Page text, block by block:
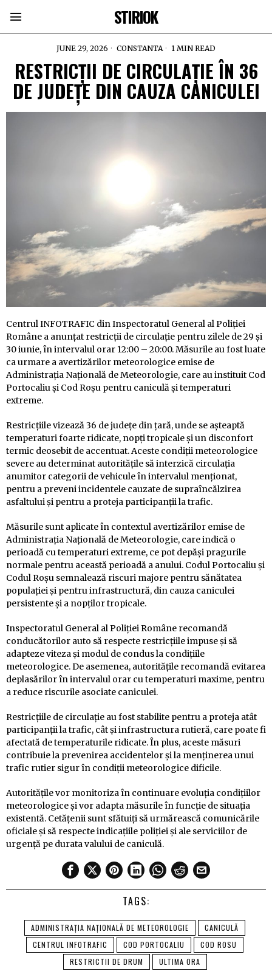
STIRIOK
JUNE 29, 2026 CONSTANTA 1 MIN READ
RESTRICȚII DE CIRCULAȚIE ÎN 36
DE JUDEȚE DIN CAUZA CANICULEI
Centrul INFOTRAFIC din Inspectoratul General al Poliției
Române a anunțat restricții de circulație pentru zilele de 29 și
30 iunie, în intervalul orar 12:00 – 20:00. Măsurile au fost luate
ca urmare a avertizărilor meteorologice emise de
Administrația Națională de Meteorologie, care au instituit Cod
Portocaliu și Cod Roșu pentru caniculă și temperaturi
extreme.
Restricțiile vizează 36 de județe din țară, unde se așteaptă
temperaturi foarte ridicate, nopți tropicale și un disconfort
termic deosebit de accentuat. Aceste condiții meteorologice
severe au determinat autoritățile să interzică circulația
anumitor categorii de vehicule în intervalul menționat,
pentru a preveni incidentele cauzate de supraîncălzirea
asfaltului și pentru a proteja participanții la trafic.
Măsurile sunt aplicate în contextul avertizărilor emise de
Administrația Națională de Meteorologie, care indică o
perioadă cu temperaturi extreme, ce pot depăși pragurile
normale pentru această perioadă a anului. Codul Portocaliu și
Codul Roșu semnalează riscuri majore pentru sănătatea
populației și pentru infrastructură, din cauza caniculei
persistente și a nopților tropicale.
Inspectoratul General al Poliției Române recomandă
conducătorilor auto să respecte restricțiile impuse și să
adapteze viteza și modul de condus la condițiile
meteorologice. De asemenea, autoritățile recomandă evitarea
deplasărilor în intervalul orar cu temperaturi maxime, pentru
a reduce riscurile asociate caniculei.
Restricțiile de circulație au fost stabilite pentru a proteja atât
participanții la trafic, cât și infrastructura rutieră, care poate fi
afectată de temperaturile ridicate. În plus, aceste măsuri
contribuie la prevenirea accidentelor și la menținerea unui
trafic rutier sigur în condiții meteorologice dificile.
Autoritățile vor monitoriza în continuare evoluția condițiilor
meteorologice și vor adapta măsurile în funcție de situația
existentă. Cetățenii sunt sfătuiți să urmărească comunicările
oficiale și să respecte indicațiile poliției și ale serviciilor de
urgență pe durata valului de caniculă.
TAGS:
ADMINISTRAȚIA NAȚIONALĂ DE METEOROLOGIE
CANICULĂ
CENTRUL INFOTRAFIC
COD PORTOCALIU
COD ROSU
RESTRICTII DE DRUM
ULTIMA ORA